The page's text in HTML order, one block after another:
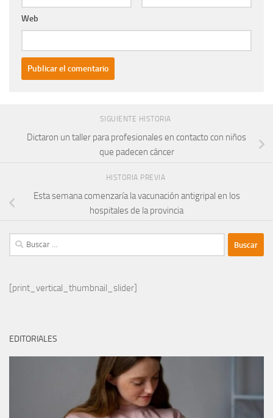
Web
SIGUIENTE HISTORIA
Dictaron un taller para profesionales en contacto con niños
que padecen cáncer
HISTORIA PREVIA
Esta semana comenzaría la vacunación antigripal en los
hospitales de la provincia
Buscar:
[print_vertical_thumbnail_slider]
EDITORIALES